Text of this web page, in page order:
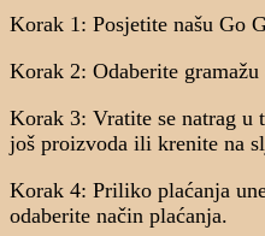
Korak 1: Posjetite našu Go
Korak 2: Odaberite
Korak 3: Vratite se natrag u
još proizvoda ili krenite na
Korak 4: Priliko plaćanja
odaberite način plaćanja.